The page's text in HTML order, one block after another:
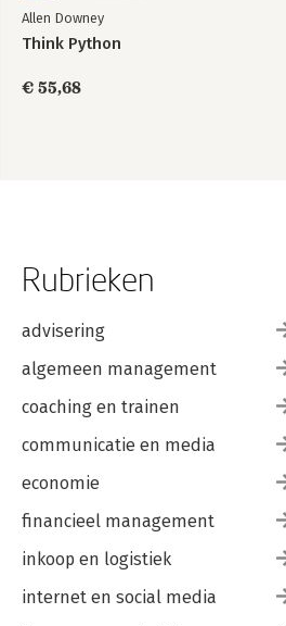
Allen Downey
Think Python
€ 55,68
Rubrieken
advisering
algemeen management
coaching en trainen
communicatie en media
economie
financieel management
inkoop en logistiek
internet en social media